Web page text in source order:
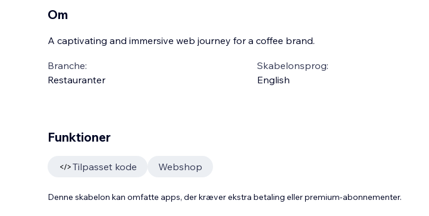
Om
A captivating and immersive web journey for a coffee brand.
Branche:
Restauranter
Skabelonsprog:
English
Funktioner
Tilpasset kode Webshop
Denne skabelon kan omfatte apps, der kræver ekstra betaling eller premium-abonnementer.